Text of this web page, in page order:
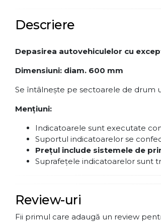
Descriere
Depasirea autovehiculelor cu
Dimensiuni: diam. 600 mm
Se întâlnește pe sectoarele de drum
Menţiuni:
Indicatoarele sunt executate
Suportul indicatoarelor se
Preţul include sistemele de
Suprafeţele indicatoarelor sunt
Review-uri
Fii primul care adaugă un review